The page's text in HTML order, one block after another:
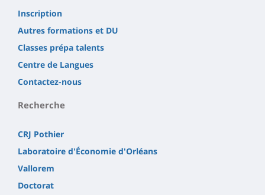
Inscription
Autres formations et DU
Classes prépa talents
Centre de Langues
Contactez-nous
Recherche
CRJ Pothier
Laboratoire d'Économie d'Orléans
Vallorem
Doctorat